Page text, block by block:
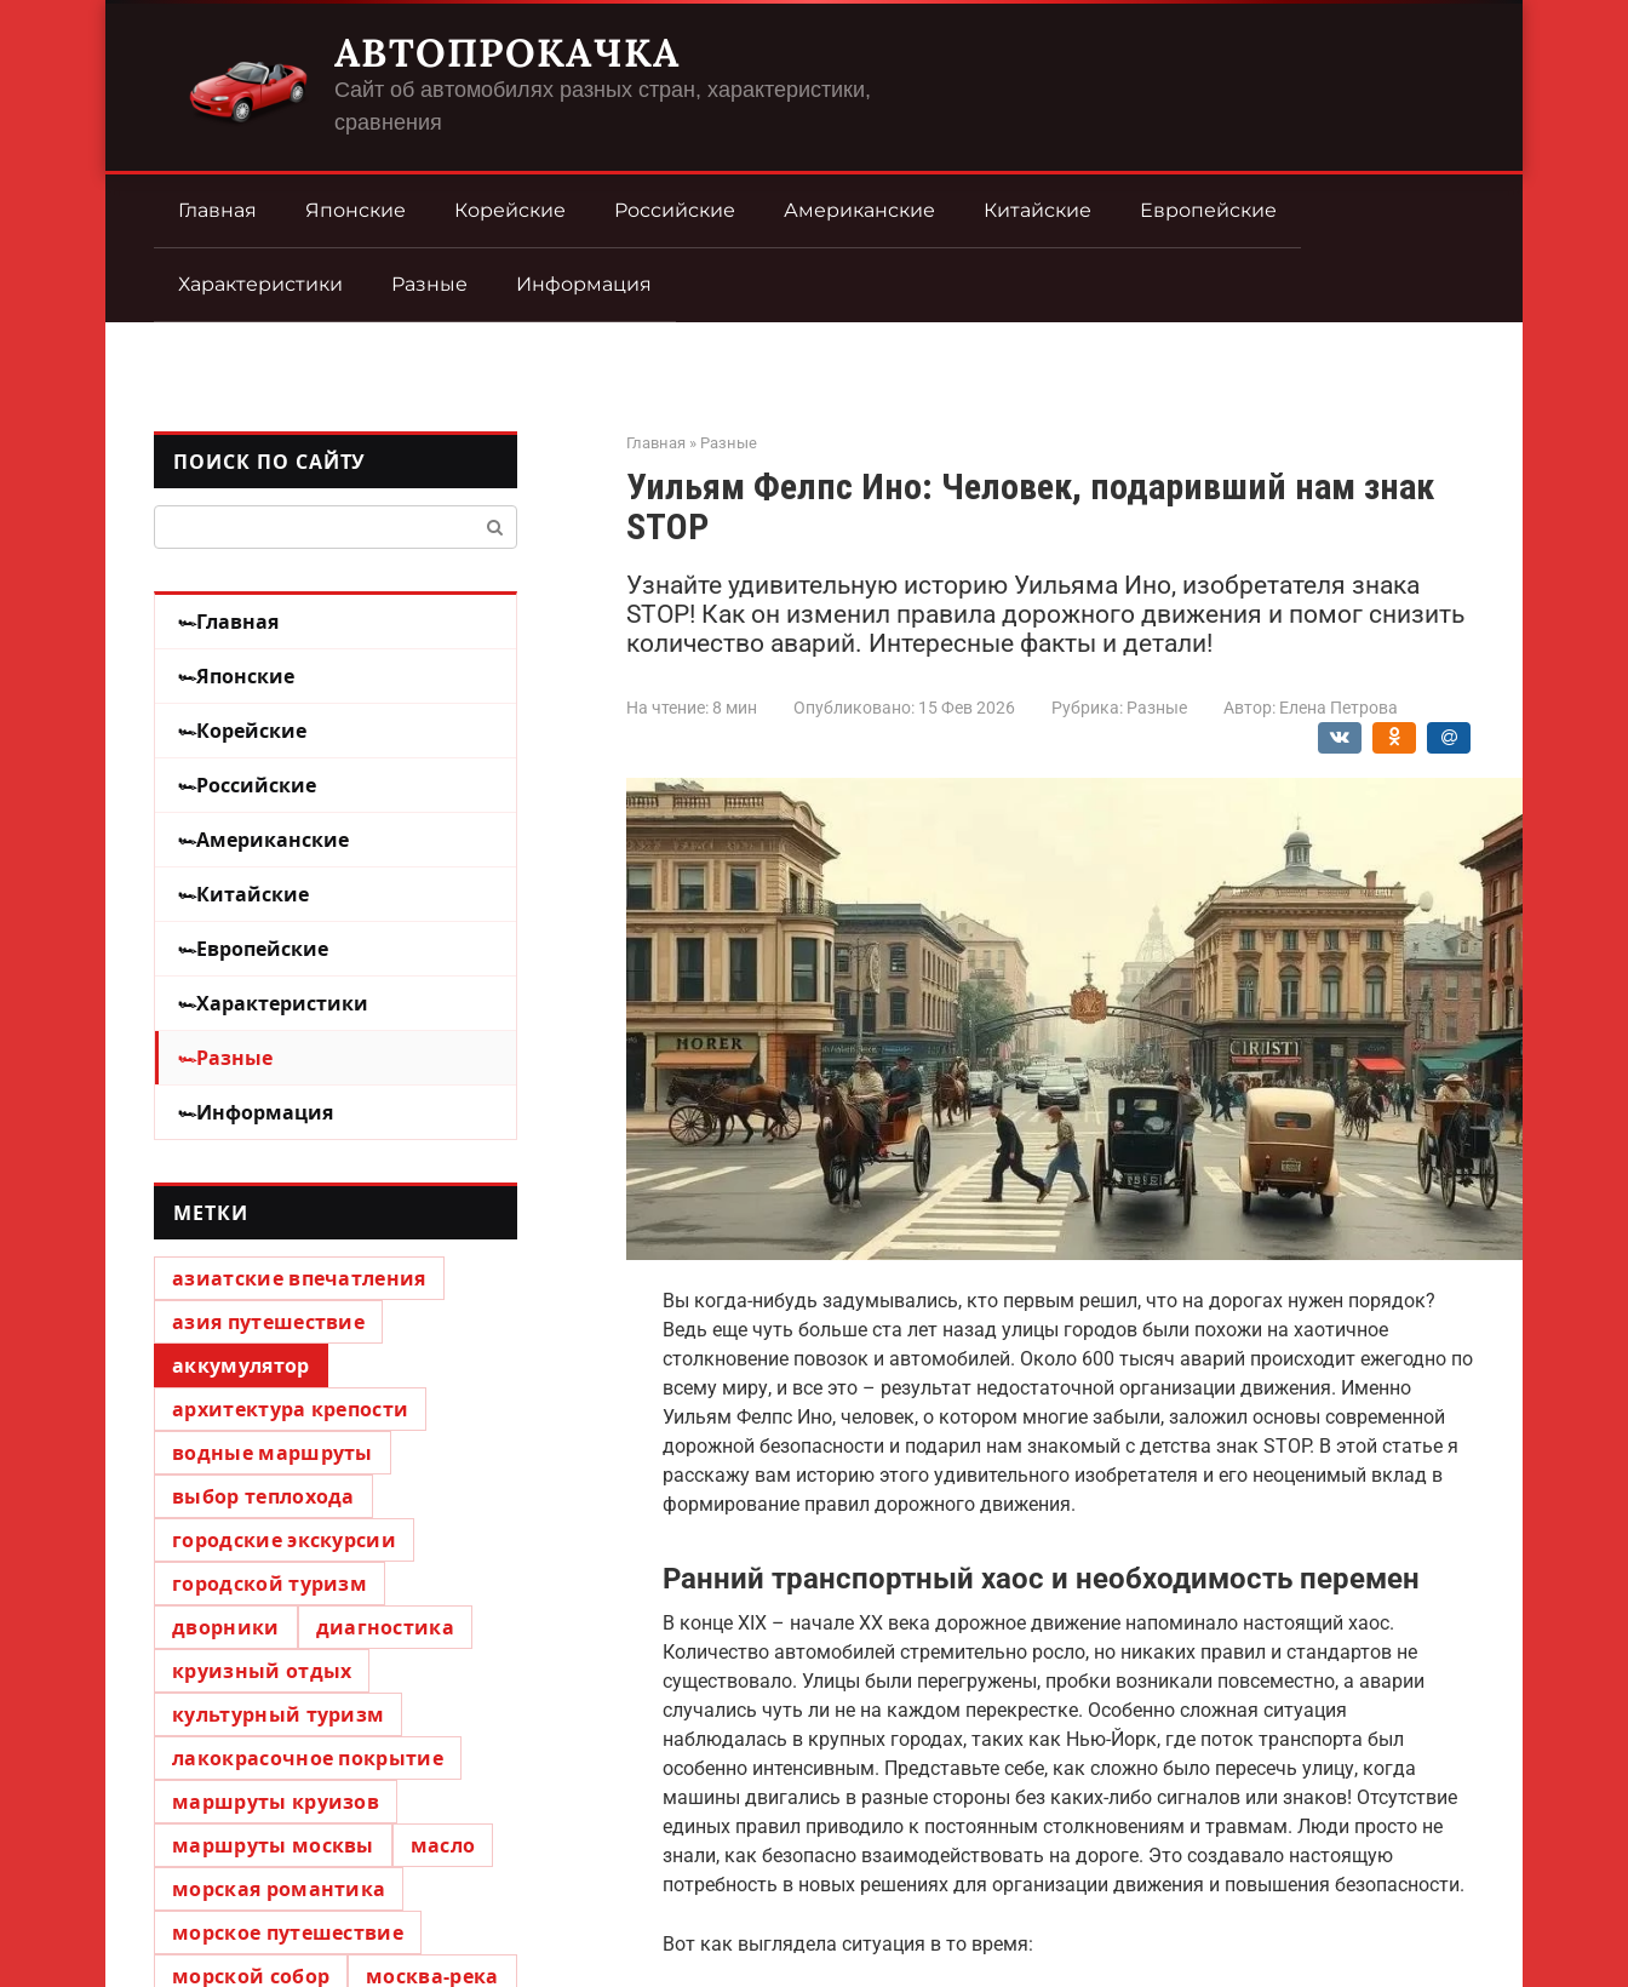
АВТОПРОКАЧКА
Сайт об автомобилях разных стран, характеристики,
сравнения
Главная Японские Корейские Российские Американские Китайские Европейские
Характеристики Разные Информация
Главная » Разные
Уильям Фелпс Ино: Человек, подаривший нам знак
STOP
Узнайте удивительную историю Уильяма Ино, изобретателя знака
STOP! Как он изменил правила дорожного движения и помог снизить
количество аварий. Интересные факты и детали!
На чтение: 8 мин Опубликовано: 15 Фев 2026 Рубрика: Разные Автор: Елена Петрова
Вы когда-нибудь задумывались, кто первым решил, что на дорогах нужен порядок?
Ведь еще чуть больше ста лет назад улицы городов были похожи на хаотичное
столкновение повозок и автомобилей. Около 600 тысяч аварий происходит ежегодно по
всему миру, и все это – результат недостаточной организации движения. Именно
Уильям Фелпс Ино, человек, о котором многие забыли, заложил основы современной
дорожной безопасности и подарил нам знакомый с детства знак STOP. В этой статье я
расскажу вам историю этого удивительного изобретателя и его неоценимый вклад в
формирование правил дорожного движения.
Ранний транспортный хаос и необходимость перемен
В конце XIX – начале XX века дорожное движение напоминало настоящий хаос.
Количество автомобилей стремительно росло, но никаких правил и стандартов не
существовало. Улицы были перегружены, пробки возникали повсеместно, а аварии
случались чуть ли не на каждом перекрестке. Особенно сложная ситуация
наблюдалась в крупных городах, таких как Нью-Йорк, где поток транспорта был
особенно интенсивным. Представьте себе, как сложно было пересечь улицу, когда
машины двигались в разные стороны без каких-либо сигналов или знаков! Отсутствие
единых правил приводило к постоянным столкновениям и травмам. Люди просто не
знали, как безопасно взаимодействовать на дороге. Это создавало настоящую
потребность в новых решениях для организации движения и повышения безопасности.
Вот как выглядела ситуация в то время:
ПОИСК ПО САЙТУ
Главная
Японские
Корейские
Российские
Американские
Китайские
Европейские
Характеристики
Разные
Информация
МЕТКИ
азиатские впечатления
азия путешествие
аккумулятор
архитектура крепости
водные маршруты
выбор теплохода
городские экскурсии
городской туризм
дворники
диагностика
круизный отдых
культурный туризм
лакокрасочное покрытие
маршруты круизов
маршруты москвы
масло
морская романтика
морское путешествие
морской собор
москва-река